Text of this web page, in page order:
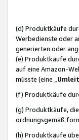
(d) Produktkäufe
Werbedienste oder
generierten oder
(e) Produktkäufe
auf eine Amazon-
müsste (eine „
(f) Produktkäufe
(g) Produktkäufe,
ordnungsgemäß
(h) Produktkäufe